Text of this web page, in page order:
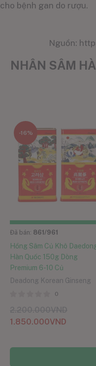
cho bệnh gan do rượu.
Nguồn:
NHÂN SÂM
-16%
Đã bán: 861 /961
Hồng Sâm Củ Khô
Hàn Quốc 150g Dòng
Premium 6-10 Củ
Deadong Korean Ginseng
0
1.850.000VND